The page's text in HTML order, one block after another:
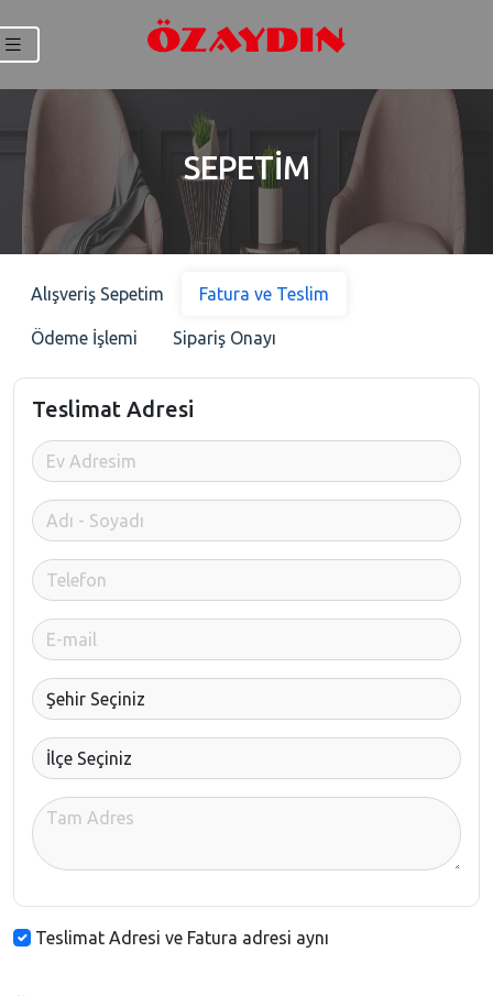
SEPETİM
Alışveriş Sepetim Fatura ve Teslim
Ödeme İşlemi Sipariş Onayı
Teslimat Adresi
Teslimat Adresi ve Fatura adresi aynı